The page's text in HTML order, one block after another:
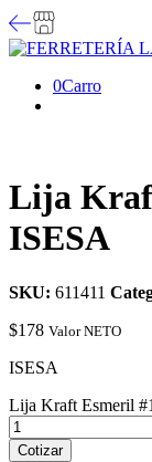
0Carro
Lija
ISESA
SKU: 611411
$178 Valor NETO
ISESA
Lija Kraft Esmeril
Cotizar